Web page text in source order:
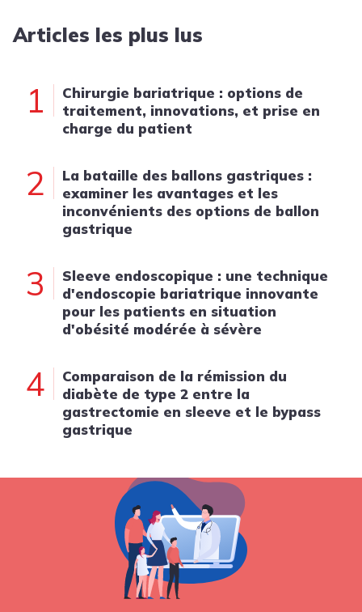
Articles les plus lus
1
Chirurgie bariatrique : options de
traitement, innovations, et prise en
charge du patient
2
La bataille des ballons gastriques :
examiner les avantages et les
inconvénients des options de ballon
gastrique
3
Sleeve endoscopique : une technique
d'endoscopie bariatrique innovante
pour les patients en situation
d'obésité modérée à sévère
4
Comparaison de la rémission du
diabète de type 2 entre la
gastrectomie en sleeve et le bypass
gastrique